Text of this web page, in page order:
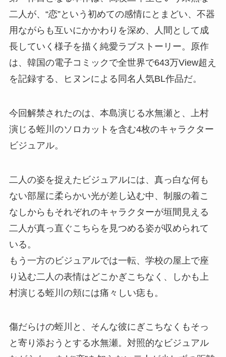
二人が、“恋”という初めての感情にとまどい、不器
用ながらも互いにかかわりを深め、人間として成
長していく様子を描く純愛ラブストーリー。原作
は、韓国の電子コミックで全世界で643万View超え
を記録する、ヒヌンによる同名人気BL作品だ。
今回解禁されたのは、本島演じる水無瀬と、上村
演じる蛭川のソロカットを含む4枚のキャラクター
ビジュアル。
二人の姿を捉えたビジュアルには、真っ白な何も
ない部屋に柔らかい光が差し込む中、制服の着こ
なしからもそれぞれのキャラクターが垣間見える
二人が真っ直ぐこちらを見つめる姿が収められて
いる。
もう一方のビジュアルでは一転、学校の屋上で座
り込む二人の表情はどこかぎこちなく、しかも上
村演じる蛭川の頬には痛々しい痣も。
傷だらけの蛭川と、そんな彼にぎこちなくもそっ
と寄り添おうとする水無瀬。対照的なビジュアル